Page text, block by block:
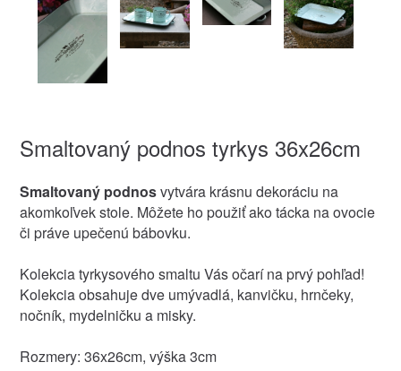
Smaltovaný podnos tyrkys 36x26cm
Smaltovaný podnosvytvára krásnu dekoráciu na
akomkoľvek stole. Môžete ho použiť ako tácka na ovocie
či práve upečenú bábovku.
Kolekcia tyrkysového smaltu Vás očarí na prvý pohľad!
Kolekcia obsahuje dve umývadlá, kanvičku, hrnčeky,
nočník, mydelničku a misky.
Rozmery: 36x26cm, výška 3cm